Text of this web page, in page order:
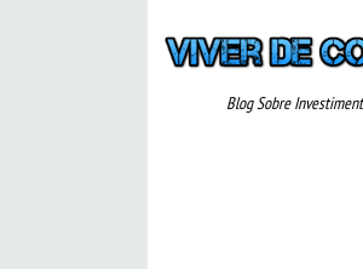
Blog Sobre